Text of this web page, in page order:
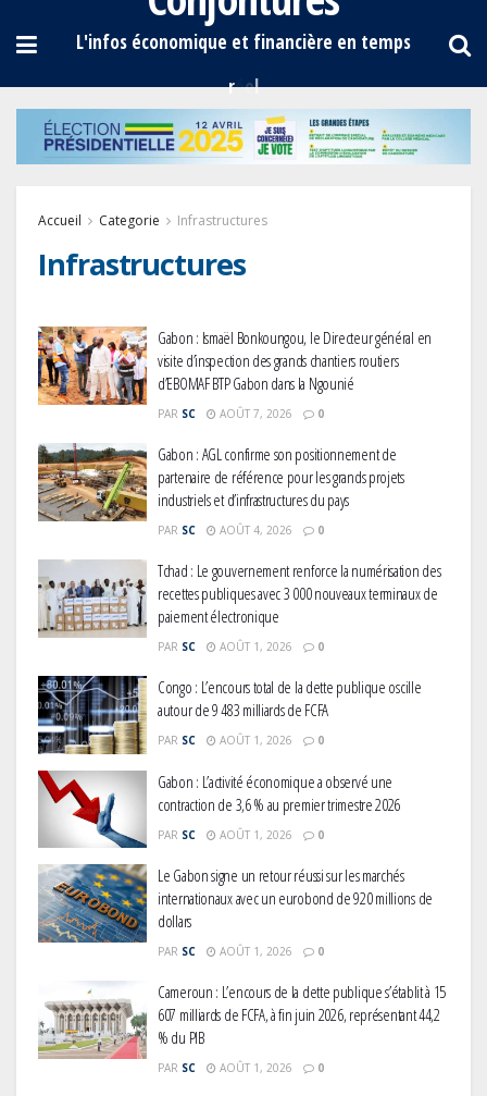
Accueil Categorie Infrastructures
Infrastructures
Gabon : Ismaël Bonkoungou, le Directeur général en
visite d’inspection des grands chantiers routiers
d’EBOMAF BTP Gabon dans la Ngounié
PAR SC AOÛT 7, 2026 0
Gabon : AGL confirme son positionnement de
partenaire de référence pour les grands projets
industriels et d’infrastructures du pays
PAR SC AOÛT 4, 2026 0
Tchad : Le gouvernement renforce la numérisation des
recettes publiques avec 3 000 nouveaux terminaux de
paiement électronique
PAR SC AOÛT 1, 2026 0
Congo : L’encours total de la dette publique oscille
autour de 9 483 milliards de FCFA
PAR SC AOÛT 1, 2026 0
Gabon : L’activité économique a observé une
contraction de 3,6 % au premier trimestre 2026
PAR SC AOÛT 1, 2026 0
Le Gabon signe un retour réussi sur les marchés
internationaux avec un eurobond de 920 millions de
dollars
PAR SC AOÛT 1, 2026 0
Cameroun : L’encours de la dette publique s’établit à 15
607 milliards de FCFA, à fin juin 2026, représentant 44,2
% du PIB
PAR SC AOÛT 1, 2026 0